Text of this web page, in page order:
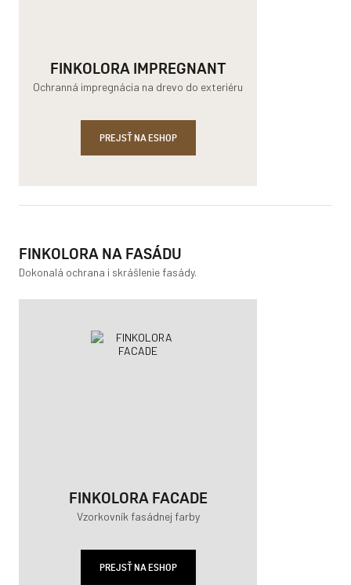
FINKOLORA IMPREGNANT
Ochranná impregnácia na drevo do exteriéru
PREJSŤ NA ESHOP
FINKOLORA NA FASÁDU
Dokonalá ochrana i skrášlenie fasády.
FINKOLORA FACADE
Vzorkovník fasádnej farby
PREJSŤ NA ESHOP